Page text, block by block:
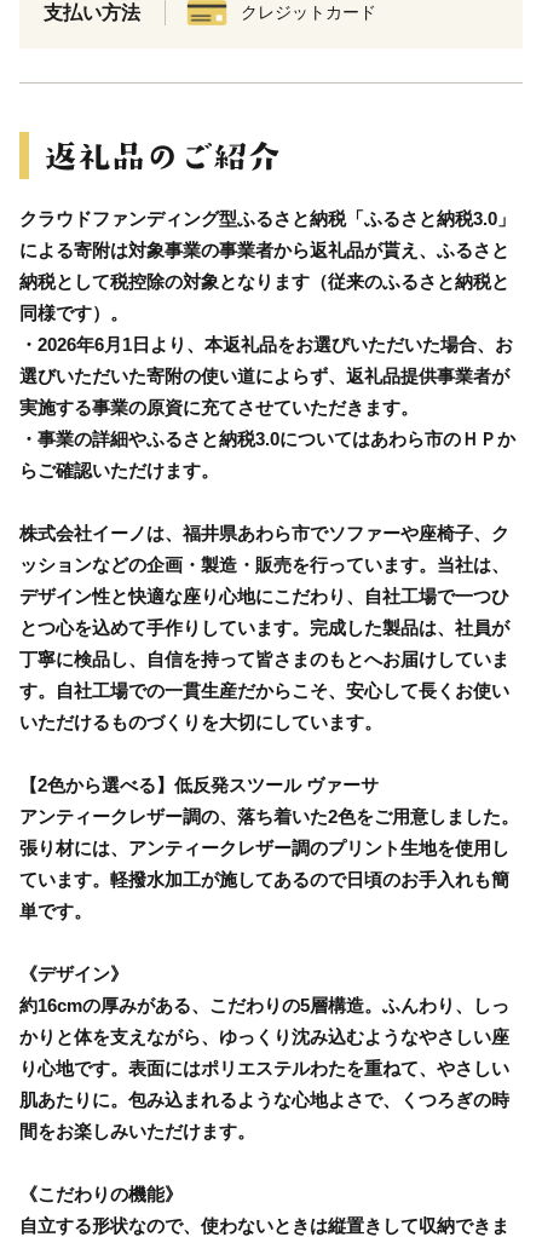
支払い方法 クレジットカード
クラウドファンディング型ふるさと納税「ふるさと納税3.0」
による寄附は対象事業の事業者から返礼品が貰え、ふるさと
納税として税控除の対象となります（従来のふるさと納税と
同様です）。
・2026年6月1日より、本返礼品をお選びいただいた場合、お
選びいただいた寄附の使い道によらず、返礼品提供事業者が
実施する事業の原資に充てさせていただきます。
・事業の詳細やふるさと納税3.0についてはあわら市のＨＰか
らご確認いただけます。
株式会社イーノは、福井県あわら市でソファーや座椅子、ク
ッションなどの企画・製造・販売を行っています。当社は、
デザイン性と快適な座り心地にこだわり、自社工場で一つひ
とつ心を込めて手作りしています。完成した製品は、社員が
丁寧に検品し、自信を持って皆さまのもとへお届けしていま
す。自社工場での一貫生産だからこそ、安心して長くお使い
いただけるものづくりを大切にしています。
【2色から選べる】低反発スツール ヴァーサ
アンティークレザー調の、落ち着いた2色をご用意しました。
張り材には、アンティークレザー調のプリント生地を使用し
ています。軽撥水加工が施してあるので日頃のお手入れも簡
単です。
《デザイン》
約16cmの厚みがある、こだわりの5層構造。ふんわり、しっ
かりと体を支えながら、ゆっくり沈み込むようなやさしい座
り心地です。表面にはポリエステルわたを重ねて、やさしい
肌あたりに。包み込まれるような心地よさで、くつろぎの時
間をお楽しみいただけます。
《こだわりの機能》
自立する形状なので、使わないときは縦置きして収納できま